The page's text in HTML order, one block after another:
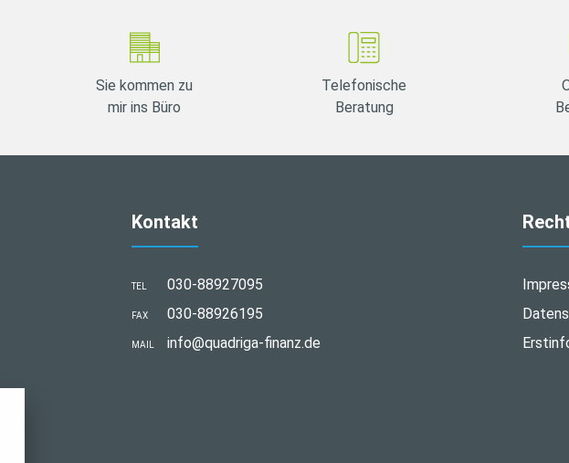
Sie kommen zu
mir ins Büro
Telefonische
Beratung
Kontakt
TEL 030-88927095
FAX 030-88926195
MAIL info@quadriga-finanz.de